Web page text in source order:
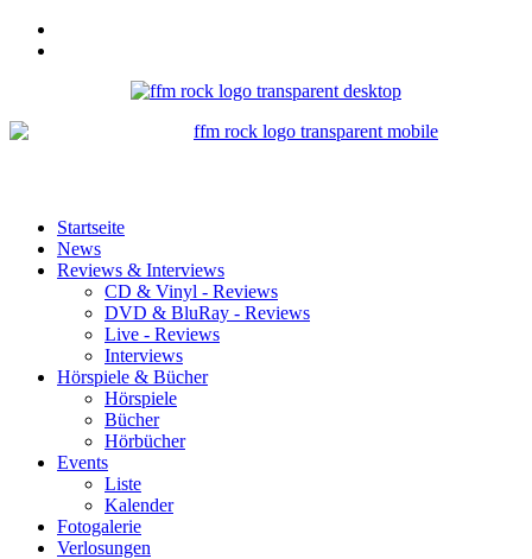
Startseite
News
Reviews & Interviews
CD & Vinyl - Reviews
DVD & BluRay - Reviews
Live - Reviews
Interviews
Hörspiele & Bücher
Hörspiele
Bücher
Hörbücher
Events
Liste
Kalender
Fotogalerie
Verlosungen